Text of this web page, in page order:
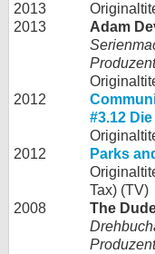
2013
2013
Adam
Produzent
2012
#3.12
2012
Parks
Tax) (TV)
2008
The
Produzent